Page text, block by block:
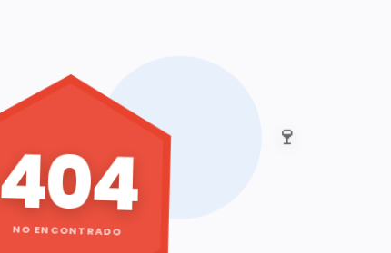
🍷
404
NO ENCONTRADO